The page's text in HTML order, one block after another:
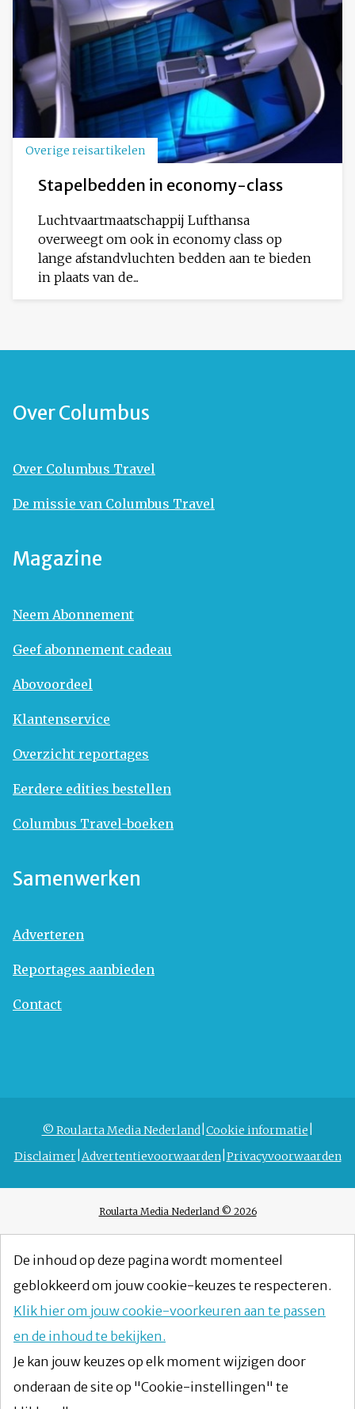
Overige reisartikelen
Stapelbedden in economy-class
Luchtvaartmaatschappij Lufthansa
overweegt om ook in economy class op
lange afstandvluchten bedden aan te bieden
in plaats van de...
Over Columbus
Over Columbus Travel
De missie van Columbus Travel
Magazine
Neem Abonnement
Geef abonnement cadeau
Abovoordeel
Klantenservice
Overzicht reportages
Eerdere edities bestellen
Columbus Travel-boeken
Samenwerken
Adverteren
Reportages aanbieden
Contact
© Roularta Media Nederland Cookie informatie
Disclaimer Advertentievoorwaarden Privacyvoorwaarden
Roularta Media Nederland © 2026
De inhoud op deze pagina wordt momenteel
geblokkeerd om jouw cookie-keuzes te respecteren.
Klik hier om jouw cookie-voorkeuren aan te passen
en de inhoud te bekijken.
Je kan jouw keuzes op elk moment wijzigen door
onderaan de site op "Cookie-instellingen" te